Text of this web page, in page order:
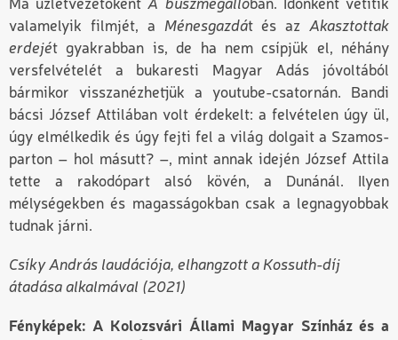
Ma üzletvezetőkéntA buszmegállóban. Időnként vetítik
valamelyik filmjét, a Ménesgazdát és az Akasztottak
erdejét gyakrabban is, de ha nem csípjük el, néhány
versfelvételét a bukaresti Magyar Adás jóvoltából
bármikor visszanézhetjük a youtube-csatornán. Bandi
bácsi József Attilábanvolt érdekelt: a felvételenúgy ül,
úgy elmélkedik és úgy fejti fel a világ dolgait a Szamos-
parton – hol másutt? –, mint annak idején József Attila
tette a rakodópart alsó kövén, a Dunánál. Ilyen
mélységekben és magasságokban csak a legnagyobbak
tudnak járni.
Csíky András laudációja, elhangzott a Kossuth-díj
átadása alkalmával (2021)
Fényképek: A Kolozsvári Állami Magyar Színház és a